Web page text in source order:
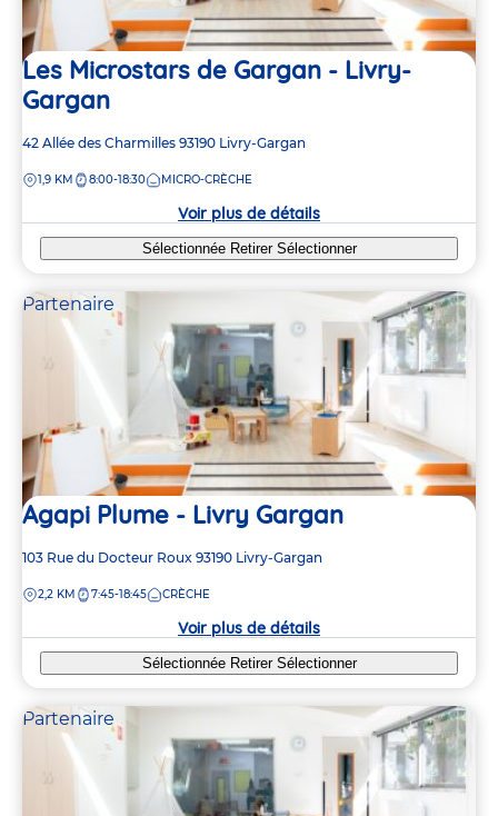
Les Microstars de Gargan - Livry-
Gargan
Adresse
la
42 Allée des Charmilles 93190 Livry-Gargan
DISTANCE
1,9 KM 8:00-18:30 MICRO-CRÈCHE
Voir plus de détails
Sélectionnée Retirer Sélectionner
Partenaire
Agapi Plume - Livry Gargan
Adresse
la
103 Rue du Docteur Roux 93190 Livry-Gargan
DISTANCE
2,2 KM 7:45-18:45 CRÈCHE
Voir plus de détails
Sélectionnée Retirer Sélectionner
Partenaire